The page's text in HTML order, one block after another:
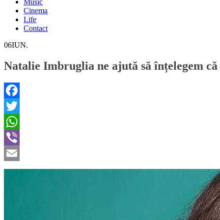
Music
Cinema
Life
Contact
06IUN.
Natalie Imbruglia ne ajută să înțelegem
Facebook
Twitter
WhatsApp
Viber
Email